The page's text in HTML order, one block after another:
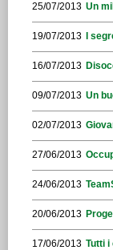
25/07/2013 Un
19/07/2013 I
16/07/2013
09/07/2013 Un
02/07/2013
27/06/2013
24/06/2013
20/06/2013
17/06/2013 Tutti i